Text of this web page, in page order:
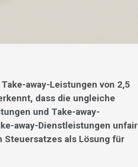
away-Leistungen von 2,5
dass die ungleiche
und Take-away-
away-Dienstleistungen unfair
Steuersatzes als Lösung für